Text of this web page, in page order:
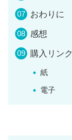
おわりに
感想
購入リンク
紙
電子